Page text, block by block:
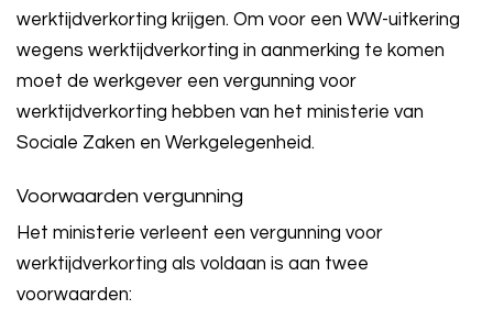
werktijdverkorting krijgen. Om voor een WW-uitkering
wegens werktijdverkorting in aanmerking te komen
moet de werkgever een vergunning voor
werktijdverkorting hebben van het ministerie van
Sociale Zaken en Werkgelegenheid.
Voorwaarden vergunning
Het ministerie verleent een vergunning voor
werktijdverkorting als voldaan is aan twee
voorwaarden: